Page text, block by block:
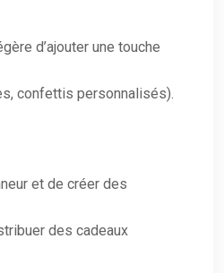
d’ajouter une touche
confettis personnalisés).
et de créer des
des cadeaux